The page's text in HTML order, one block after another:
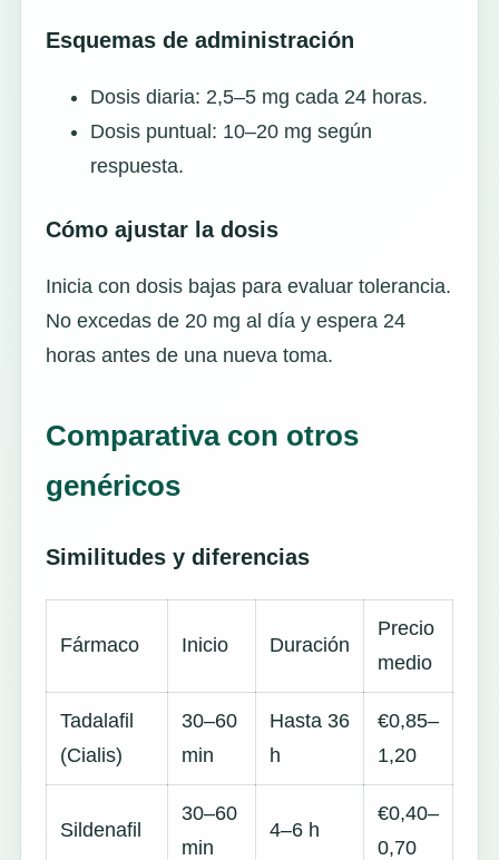
Esquemas de administración
Dosis diaria: 2,5–5 mg cada 24 horas.
Dosis puntual: 10–20 mg según
respuesta.
Cómo ajustar la dosis
Inicia con dosis bajas para evaluar tolerancia.
No excedas de 20 mg al día y espera 24
horas antes de una nueva toma.
Comparativa con otros
genéricos
Similitudes y diferencias
Fármaco Inicio Duración
Precio
medio
Tadalafil
(Cialis)
30–60
min
Hasta 36
h
€0,85–
1,20
Sildenafil
30–60
min
4–6 h
€0,40–
0,70